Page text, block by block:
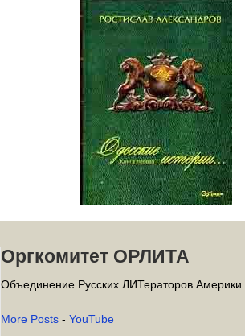
Оргкомитет ОРЛИТА
Объединение Русских ЛИТераторов Америки.
More Posts - YouTube